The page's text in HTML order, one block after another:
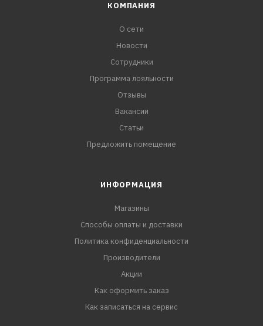
КОМПАНИЯ
О сети
Новости
Сотрудники
Программа лояльности
Отзывы
Вакансии
Статьи
Предложить помещение
ИНФОРМАЦИЯ
Магазины
Способы оплаты и доставки
Политика конфиденциальности
Производители
Акции
Как оформить заказ
Как записаться на сервис